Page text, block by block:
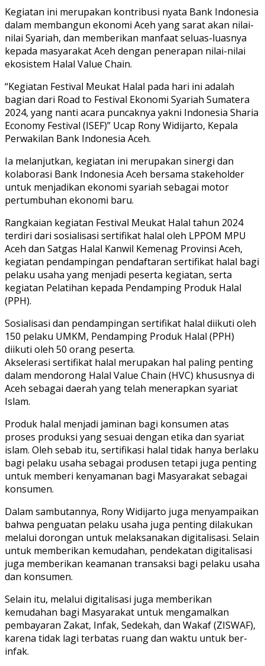
Kegiatan ini merupakan kontribusi nyata Bank Indonesia
dalam membangun ekonomi Aceh yang sarat akan nilai-
nilai Syariah, dan memberikan manfaat seluas-luasnya
kepada masyarakat Aceh dengan penerapan nilai-nilai
ekosistem Halal Value Chain.
“Kegiatan Festival Meukat Halal pada hari ini adalah
bagian dari Road to Festival Ekonomi Syariah Sumatera
2024, yang nanti acara puncaknya yakni Indonesia Sharia
Economy Festival (ISEF)” Ucap Rony Widijarto, Kepala
Perwakilan Bank Indonesia Aceh.
Ia melanjutkan, kegiatan ini merupakan sinergi dan
kolaborasi Bank Indonesia Aceh bersama stakeholder
untuk menjadikan ekonomi syariah sebagai motor
pertumbuhan ekonomi baru.
Rangkaian kegiatan Festival Meukat Halal tahun 2024
terdiri dari sosialisasi sertifikat halal oleh LPPOM MPU
Aceh dan Satgas Halal Kanwil Kemenag Provinsi Aceh,
kegiatan pendampingan pendaftaran sertifikat halal bagi
pelaku usaha yang menjadi peserta kegiatan, serta
kegiatan Pelatihan kepada Pendamping Produk Halal
(PPH).
Sosialisasi dan pendampingan sertifikat halal diikuti oleh
150 pelaku UMKM, Pendamping Produk Halal (PPH)
diikuti oleh 50 orang peserta.
Akselerasi sertifikat halal merupakan hal paling penting
dalam mendorong Halal Value Chain (HVC) khususnya di
Aceh sebagai daerah yang telah menerapkan syariat
Islam.
Produk halal menjadi jaminan bagi konsumen atas
proses produksi yang sesuai dengan etika dan syariat
islam. Oleh sebab itu, sertifikasi halal tidak hanya berlaku
bagi pelaku usaha sebagai produsen tetapi juga penting
untuk memberi kenyamanan bagi Masyarakat sebagai
konsumen.
Dalam sambutannya, Rony Widijarto juga menyampaikan
bahwa penguatan pelaku usaha juga penting dilakukan
melalui dorongan untuk melaksanakan digitalisasi. Selain
untuk memberikan kemudahan, pendekatan digitalisasi
juga memberikan keamanan transaksi bagi pelaku usaha
dan konsumen.
Selain itu, melalui digitalisasi juga memberikan
kemudahan bagi Masyarakat untuk mengamalkan
pembayaran Zakat, Infak, Sedekah, dan Wakaf (ZISWAF),
karena tidak lagi terbatas ruang dan waktu untuk ber-
infak.